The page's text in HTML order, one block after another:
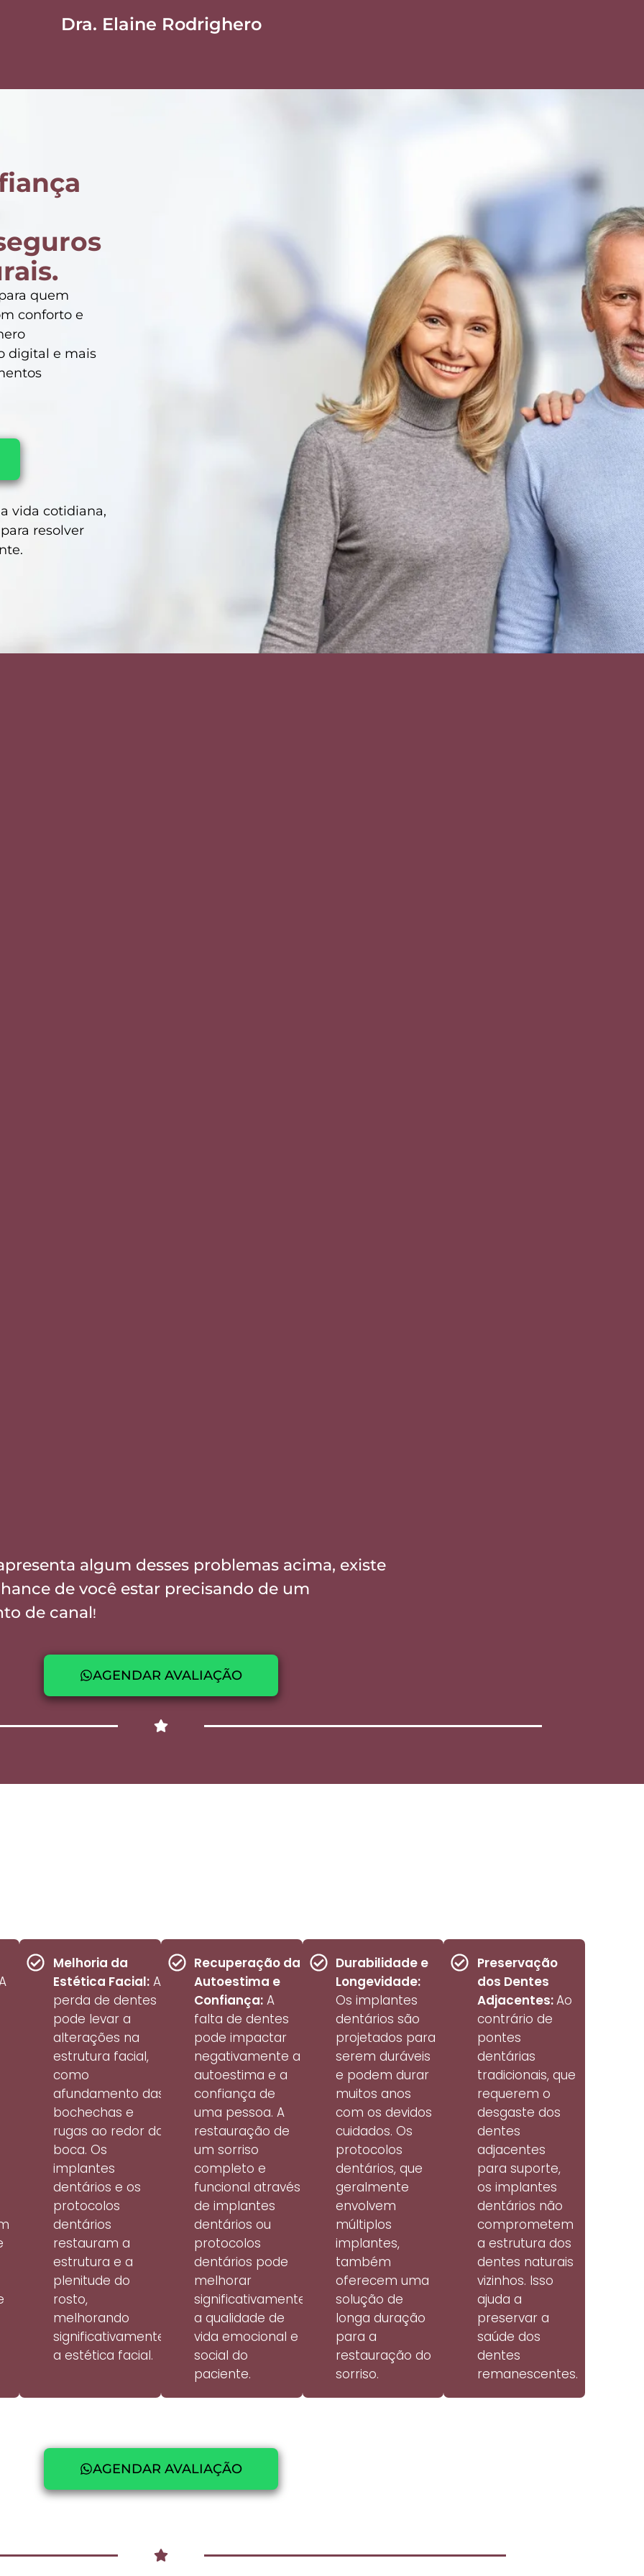
Dra. Elaine Rodrighero
quem
conforto e
digital e mais
vida cotidiana,
resolver
algum desses problemas acima, existe
de você estar precisando de um
de canal!
AGENDAR AVALIAÇÃO
Melhoria da
Estética Facial:A
perda de dentes
pode levar a
alterações na
estrutura facial,
como
afundamento das
bochechas e
rugas ao redor da
boca. Os
implantes
dentários e os
protocolos
dentários
restauram a
estrutura e a
plenitude do
rosto,
melhorando
significativamente
a estética facial.
Recuperação da
Autoestima e
Confiança: A
falta de dentes
pode impactar
negativamente a
autoestima e a
confiança de
uma pessoa. A
restauração de
um sorriso
completo e
funcional através
de implantes
dentários ou
protocolos
dentários pode
melhorar
significativamente
a qualidade de
vida emocional e
social do
paciente.
Durabilidade e
Longevidade:
Os implantes
dentários são
projetados para
serem duráveis
e podem durar
muitos anos
com os devidos
cuidados. Os
protocolos
dentários, que
geralmente
envolvem
múltiplos
implantes,
também
oferecem uma
solução de
longa duração
para a
restauração do
sorriso.
Preservação
dos Dentes
Adjacentes:Ao
contrário de
pontes
dentárias
tradicionais, que
requerem o
desgaste dos
dentes
adjacentes
para suporte,
os implantes
dentários não
comprometem
a estrutura dos
dentes naturais
vizinhos. Isso
ajuda a
preservar a
saúde dos
dentes
remanescentes.
AGENDAR AVALIAÇÃO